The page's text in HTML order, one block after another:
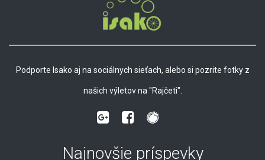
Podporte Isako aj na sociálnych sieťach, alebo si pozrite fotky z
našich výletov na "Rajčeti".
Najnovšie príspevky